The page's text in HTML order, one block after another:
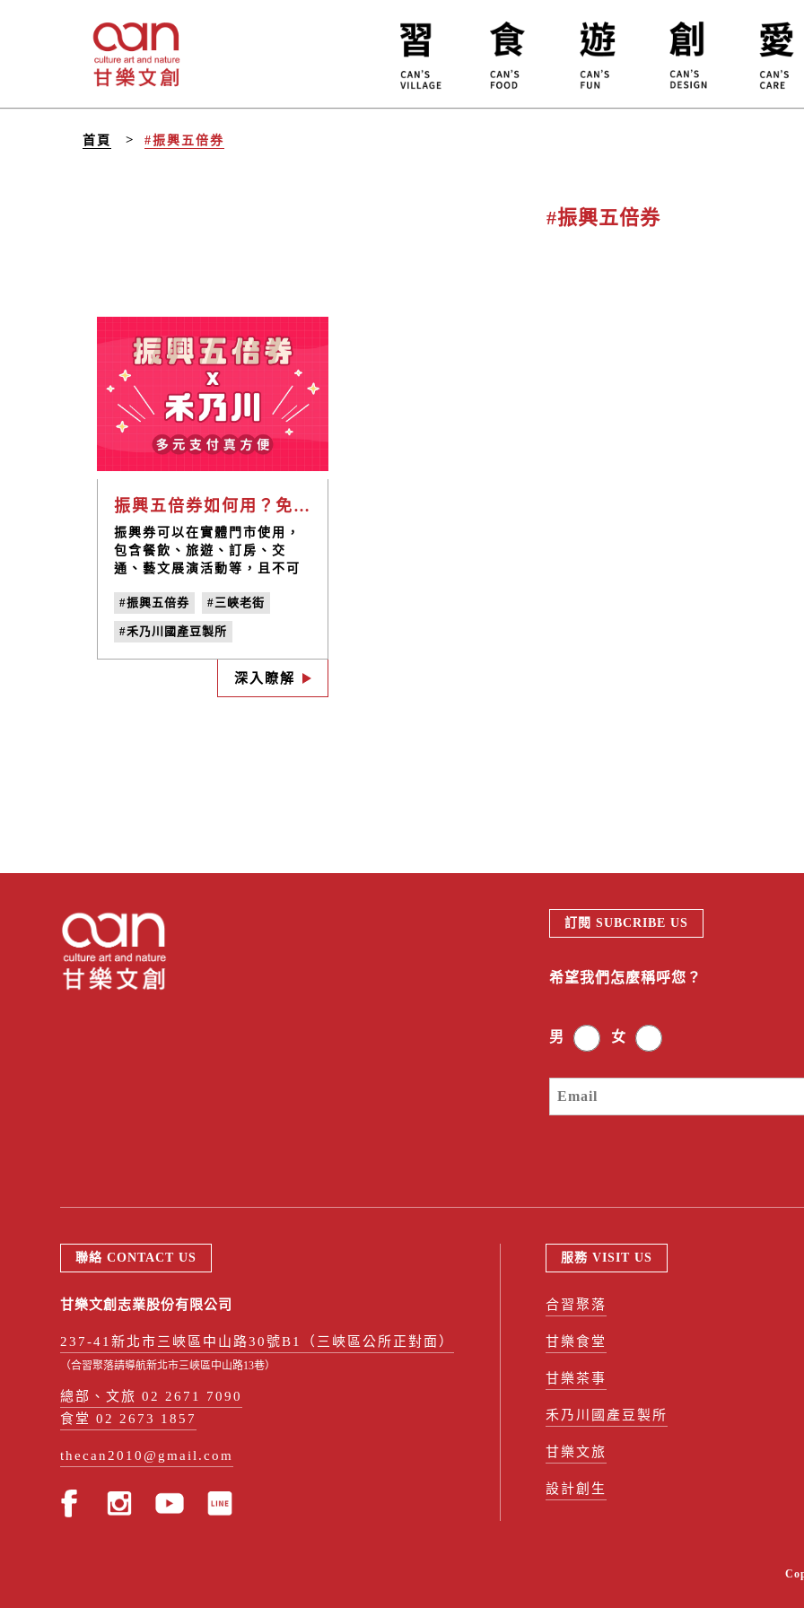
首頁 #振興五倍券
#振興五倍券
振興五倍券如何用？免煩惱！來三峽吃、喝、玩、樂，享好禮送給你！
振興券可以在實體門市使用，
包含餐飲、旅遊、訂房、交
通、藝文展演活動等，且不可
在等什麼，快拿著你的振興
劵，跟著甘樂文創一起深入走
訪三峽，來趟美好的文化之旅
吧！
#振興五倍券 #三峽老街
#禾乃川國產豆製所
#甘樂食堂 #三峽一日遊
深入瞭解
訂閱 SUBCRIBE US
希望我們怎麼稱呼您？
男 女
聯絡 CONTACT US
甘樂文創志業股份有限公司
237-41新北市三峽區中山路30號B1（三峽區公所正對面）
（合習聚落請導航新北市三峽區中山路13巷）
總部、文旅 02 2671 7090
食堂 02 2673 1857
thecan2010@gmail.com
服務 VISIT US
合習聚落
甘樂食堂
甘樂茶事
禾乃川國產豆製所
甘樂文旅
設計創生